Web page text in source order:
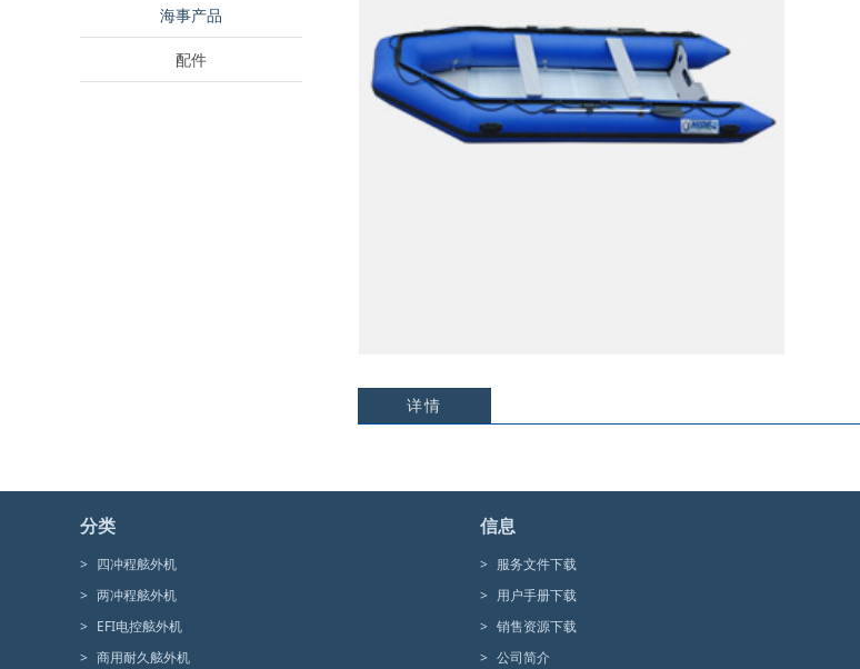
海事产品
配件
详情
分类
> 四冲程舷外机
> 两冲程舷外机
> EFI电控舷外机
> 商用耐久舷外机
信息
> 服务文件下载
> 用户手册下载
> 销售资源下载
> 公司简介